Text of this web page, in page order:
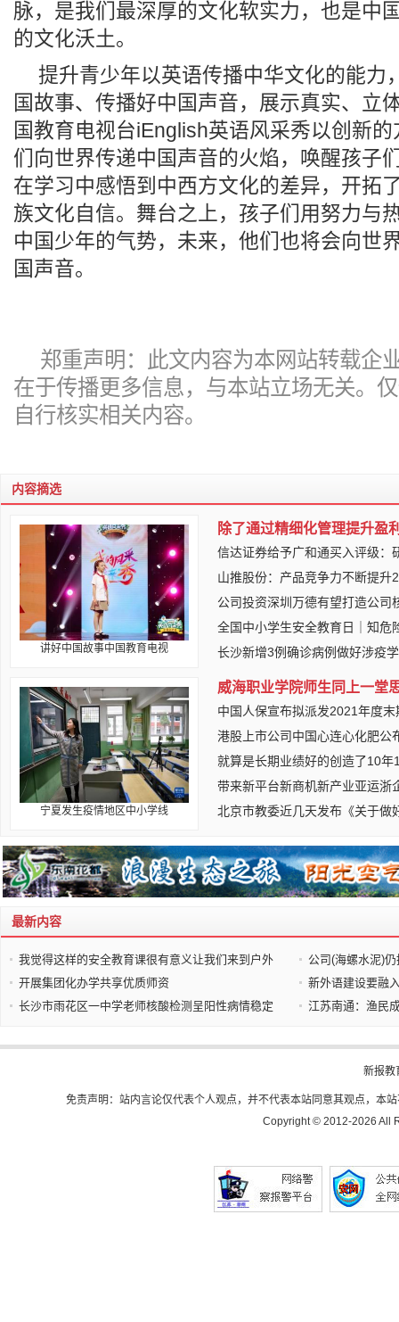
脉，是我们最深厚的文化软实力，也是中
的文化沃土。
提升青少年以英语传播中华文化的能力
国故事、传播好中国声音，展示真实、立
国教育电视台iEnglish英语风采秀以创新
们向世界传递中国声音的火焰，唤醒孩子
在学习中感悟到中西方文化的差异，开拓
族文化自信。舞台之上，孩子们用努力与
中国少年的气势，未来，他们也将会向世
国声音。
郑重声明：此文内容为本网站转载企
在于传播更多信息，与本站立场无关。
自行核实相关内容。
内容摘选
讲好中国故事中国教育电视
宁夏发生疫情地区中小学线
除了通过精细化管理提升盈
信达证券给予广和通买入评级：
山推股份：产品竞争力不断提升
公司投资深圳万德有望打造公司
全国中小学生安全教育日｜知危
长沙新增3例确诊病例做好涉疫
威海职业学院师生同上一堂
中国人保宣布拟派发2021年度
港股上市公司中国心连心化肥公
就算是长期业绩好的创造了10年
带来新平台新商机新产业亚运浙
北京市教委近几天发布《关于做
最新内容
我觉得这样的安全教育课很有意义让我们来到户外
公司(海螺水泥)
开展集团化办学共享优质师资
新外语建设要融
长沙市雨花区一中学老师核酸检测呈阳性病情稳定
江苏南通：渔民
新报教
免责声明：站内言论仅代表个人观点，并不代表本站同意其观点，本
Copyright © 2012-2026 All